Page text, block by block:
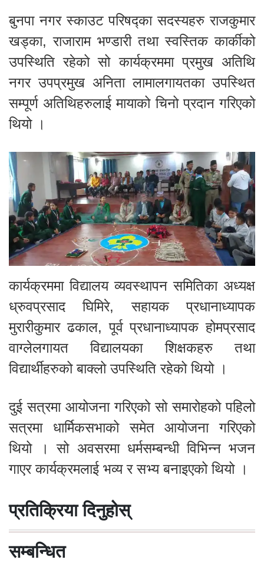
बुनपा नगर स्काउट परिषद्का सदस्यहरु राजकुमार
खड्का, राजाराम भण्डारी तथा स्वस्तिक कार्कीको
उपस्थिति रहेको सो कार्यक्रममा प्रमुख अतिथि
नगर उपप्रमुख अनिता लामालगायतका उपस्थित
सम्पूर्ण अतिथिहरुलाई मायाको चिनो प्रदान गरिएको
थियो ।
कार्यक्रममा विद्यालय व्यवस्थापन समितिका अध्यक्ष
ध्रुवप्रसाद घिमिरे, सहायक प्रधानाध्यापक
मुरारीकुमार ढकाल, पूर्व प्रधानाध्यापक होमप्रसाद
वाग्लेलगायत विद्यालयका शिक्षकहरु तथा
विद्यार्थीहरुको बाक्लो उपस्थिति रहेको थियो ।
दुई सत्रमा आयोजना गरिएको सो समारोहको पहिलो
सत्रमा धार्मिकसभाको समेत आयोजना गरिएको
थियो । सो अवसरमा धर्मसम्बन्धी विभिन्न भजन
गाएर कार्यक्रमलाई भव्य र सभ्य बनाइएको थियो ।
प्रतिक्रिया दिनुहोस्
सम्बन्धित